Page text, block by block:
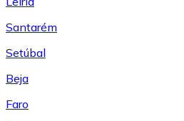
Santarém
Setúbal
Beja
Faro